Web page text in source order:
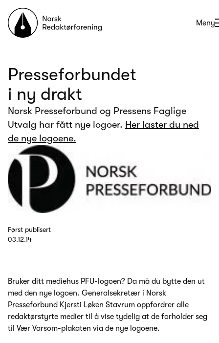
Til forsiden
Åpne
Meny
Presseforbundet
i ny drakt
Norsk Presseforbund og Pressens Faglige
Utvalg har fått nye logoer. Her laster du ned
de nye logoene.
Først publisert
03.12.14
Bruker ditt mediehus PFU-logoen? Da må du bytte den ut
med den nye logoen. Generalsekretær i Norsk
Presseforbund Kjersti Løken Stavrum oppfordrer alle
redaktørstyrte medier til å vise tydelig at de forholder seg
til Vær Varsom-plakaten via de nye logoene.